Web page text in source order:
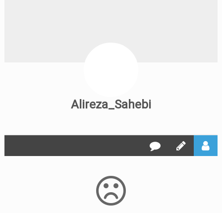
Alireza_Sahebi